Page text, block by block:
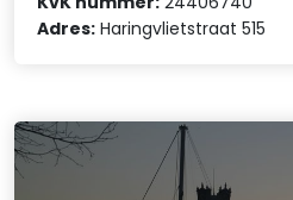
Adres: Haringvlietstraat 515